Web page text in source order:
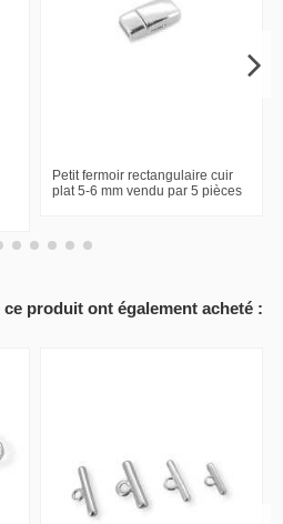
Petit fermoir rectangulaire cuir
plat 5-6 mm vendu par 5 pièces
produit ont également acheté :